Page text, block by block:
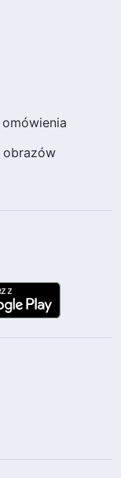
obrazów